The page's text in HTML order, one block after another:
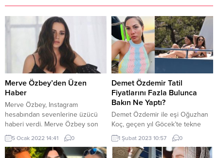
Merve Özbey’den Üzen
Haber
Merve Özbey, Instagram
hesabından sevenlerine üzücü
haberi verdi. Merve Özbey son
sağlık durumu hakkında ise bilgi
verdi. Merve Özbey, corona
virüsüne yakalandı. Instagram
5 Ocak 2022 14:41 0
Demet Özdemir Tatil
Fiyatlarını Fazla Bulunca
Bakın Ne Yaptı?
Demet Özdemir ile eşi Oğuzhan
Koç, geçen yıl Göcek’te tekne
tatiline çıkmıştı. İkili bu yıl da
tekne tatiline gitmek istedi ancak
ücreti çok fazla geldi. Özdemir de
1 Şubat 2023 10:57 0